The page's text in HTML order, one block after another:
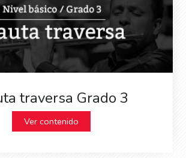
traversa Grado 3
Ver contenido